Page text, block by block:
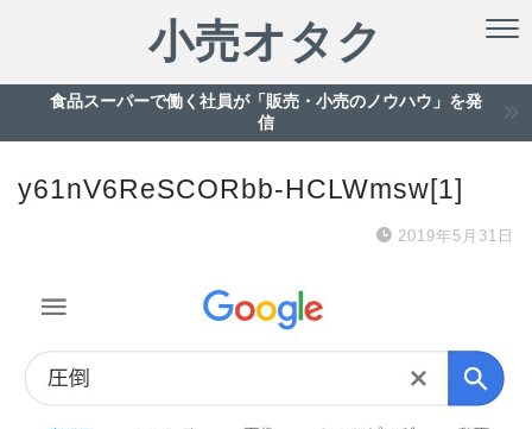
小売オタク
食品スーパーで働く社員が「販売・小売のノウハウ」を発
信
y61nV6ReSCORbb-HCLWmsw[1]
2019年5月31日